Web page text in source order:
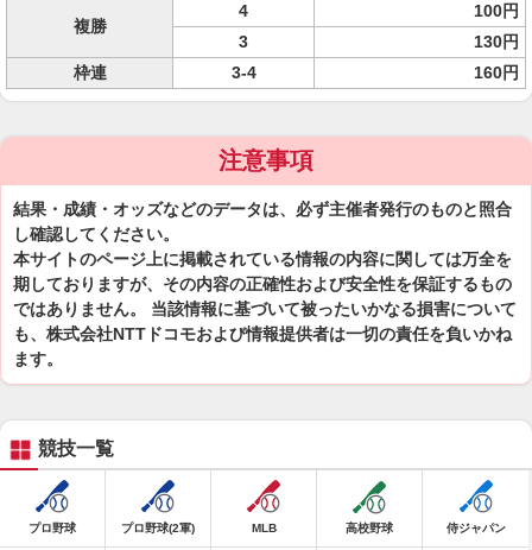
複勝
4
100円
3
130円
枠連
3-4 160円
注意事項
結果・成績・オッズなどのデータは、必ず主催者発行のものと照合
し確認してください。
本サイトのページ上に掲載されている情報の内容に関しては万全を
期しておりますが、その内容の正確性および安全性を保証するもの
ではありません。 当該情報に基づいて被ったいかなる損害について
も、株式会社NTTドコモおよび情報提供者は一切の責任を負いかね
ます。
競技一覧
プロ野球 プロ野球(2軍) MLB 高校野球 侍ジャパン